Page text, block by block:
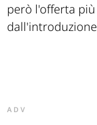
però l'offerta
ADV